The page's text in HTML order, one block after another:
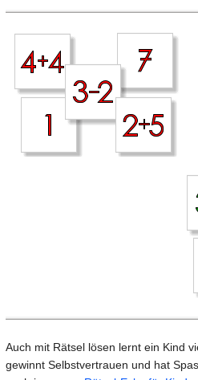
Auch mit Rätsel lösen lernt ein Kind
gewinnt Selbstvertrauen und hat